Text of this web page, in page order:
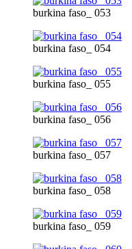
burkina faso_ 053
burkina faso_ 054
burkina faso_ 055
burkina faso_ 056
burkina faso_ 057
burkina faso_ 058
burkina faso_ 059